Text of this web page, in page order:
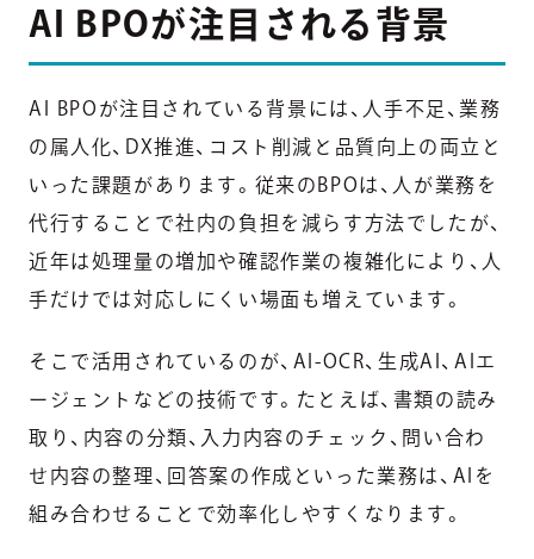
AI BPOが注目される背景
AI BPOが注目されている背景には、人手不足、業務
の属人化、DX推進、コスト削減と品質向上の両立と
いった課題があります。従来のBPOは、人が業務を
代行することで社内の負担を減らす方法でしたが、
近年は処理量の増加や確認作業の複雑化により、人
手だけでは対応しにくい場面も増えています。
そこで活用されているのが、AI-OCR、生成AI、AIエ
ージェントなどの技術です。たとえば、書類の読み
取り、内容の分類、入力内容のチェック、問い合わ
せ内容の整理、回答案の作成といった業務は、AIを
組み合わせることで効率化しやすくなります。